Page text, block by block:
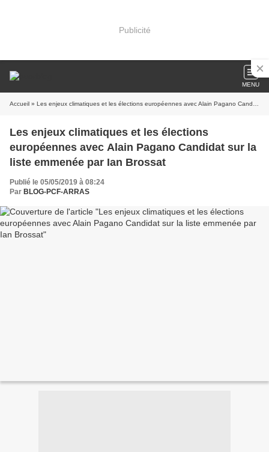
Publicité
MENU
Accueil » Les enjeux climatiques et les élections européennes avec Alain Pagano Candidat sur la liste emmenée par Ian Brossat
Les enjeux climatiques et les élections
européennes avec Alain Pagano Candidat sur la
liste emmenée par Ian Brossat
Publié le 05/05/2019 à 08:24
Par BLOG-PCF-ARRAS